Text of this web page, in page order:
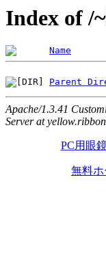
Index of /
Name
Parent
Apache/1.3.41
Server at
PC用眼
無料